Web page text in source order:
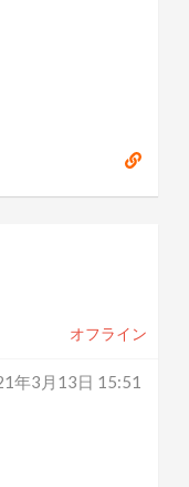
オフライン
年3月13日 15:51